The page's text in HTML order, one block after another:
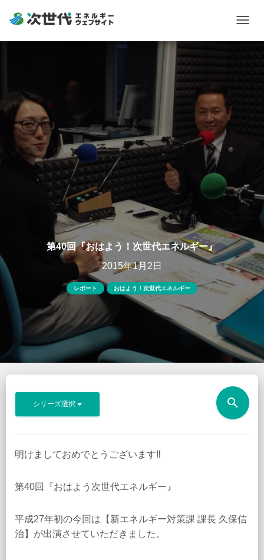
第40回『おはよう！次世代エネルギー』
2015年1月2日
レポート おはよう！次世代エネルギー
シリーズ選択 search
明けましておめでとうございます‼︎
第40回『おはよう次世代エネルギー』
平成27年初の今回は【新エネルギー対策課 課長 久保信
治】が出演させていただきました。